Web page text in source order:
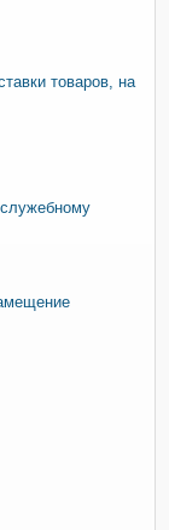
товаров, на